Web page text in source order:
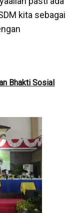
kita sebagai
Bhakti Sosial